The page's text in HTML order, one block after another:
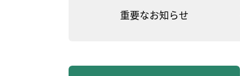
重要なお知らせ